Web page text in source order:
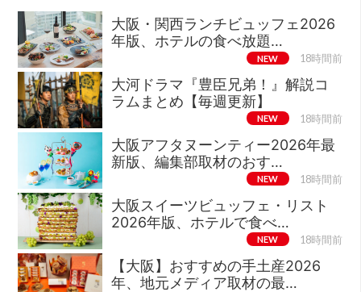
大阪・関西ランチビュッフェ2026
年版、ホテルの食べ放題…
NEW 18時間前
大河ドラマ『豊臣兄弟！』解説コ
ラムまとめ【毎週更新】
NEW 18時間前
大阪アフタヌーンティー2026年最
新版、編集部取材のおす…
NEW 18時間前
大阪スイーツビュッフェ・リスト
2026年版、ホテルで食べ…
NEW 18時間前
【大阪】おすすめの手土産2026
年、地元メディア取材の最…